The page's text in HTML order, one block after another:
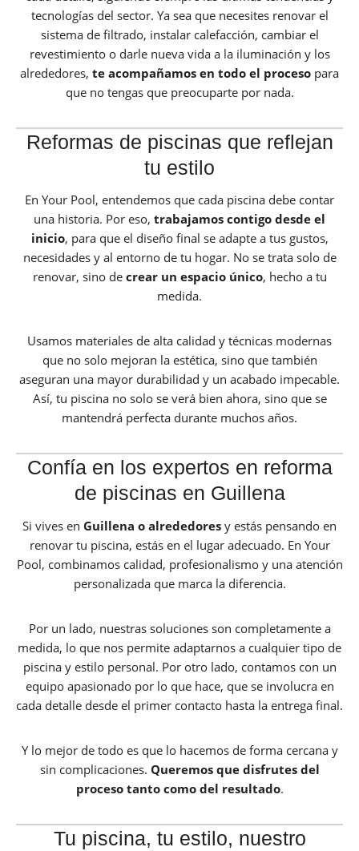
tecnologías del sector. Ya sea que necesites renovar el
sistema de filtrado, instalar calefacción, cambiar el
revestimiento o darle nueva vida a la iluminación y los
alrededores, te acompañamos en todo el proceso para
que no tengas que preocuparte por nada.
Reformas de piscinas que reflejan
tu estilo
En Your Pool, entendemos que cada piscina debe contar
una historia. Por eso, trabajamos contigo desde el
inicio, para que el diseño final se adapte a tus gustos,
necesidades y al entorno de tu hogar. No se trata solo de
renovar, sino de crear un espacio único, hecho a tu
medida.
Usamos materiales de alta calidad y técnicas modernas
que no solo mejoran la estética, sino que también
aseguran una mayor durabilidad y un acabado impecable.
Así, tu piscina no solo se verá bien ahora, sino que se
mantendrá perfecta durante muchos años.
Confía en los expertos en reforma
de piscinas en Guillena
Si vives en Guillena o alrededores y estás pensando en
renovar tu piscina, estás en el lugar adecuado. En Your
Pool, combinamos calidad, profesionalismo y una atención
personalizada que marca la diferencia.
Por un lado, nuestras soluciones son completamente a
medida, lo que nos permite adaptarnos a cualquier tipo de
piscina y estilo personal. Por otro lado, contamos con un
equipo apasionado por lo que hace, que se involucra en
cada detalle desde el primer contacto hasta la entrega final.
Y lo mejor de todo es que lo hacemos de forma cercana y
sin complicaciones. Queremos que disfrutes del
proceso tanto como del resultado.
Tu piscina, tu estilo, nuestro